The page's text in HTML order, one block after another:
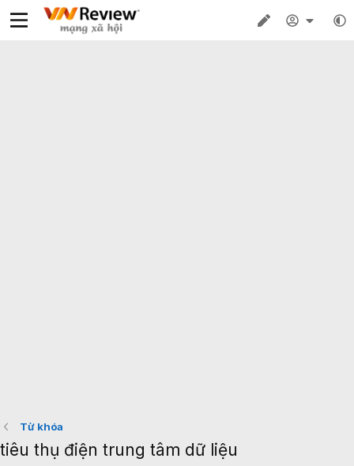
Từ khóa
tiêu thụ điện trung tâm dữ liệu